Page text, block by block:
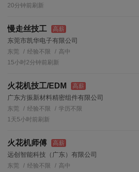
20分钟前刷新
慢走丝技工 高薪
东莞市凯华电子有限公司
东莞 经验不限
高中
15小时2分钟前刷新
火花机技工/EDM 高薪
广东方振新材料精密组件有限公司
东莞 经验不限
学历不限
1天5小时前刷新
火花机师傅 高薪
远创智能科技（广东）有限公司
东莞 经验不限
高中